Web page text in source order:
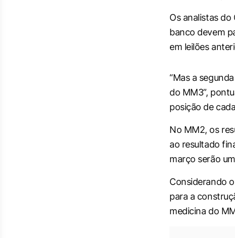
Os analistas
banco devem
em leilões
“Mas a
do MM3”,
posição de
No MM2, os
ao resultado
março serão
Considerando
para a
medicina do